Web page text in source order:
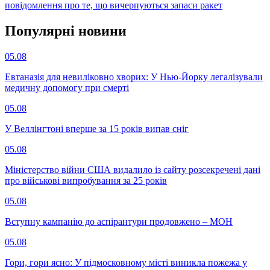
повідомлення про те, що вичерпуються запаси ракет
Популярнi новини
05.08
Евтаназія для невиліковно хворих: У Нью-Йорку легалізували
медичну допомогу при смерті
05.08
У Веллінгтоні вперше за 15 років випав сніг
05.08
Міністерство війни США видалило із сайту розсекречені дані
про військові випробування за 25 років
05.08
Вступну кампанію до аспірантури продовжено – МОН
05.08
Гори, гори ясно: У підмосковному місті виникла пожежа у